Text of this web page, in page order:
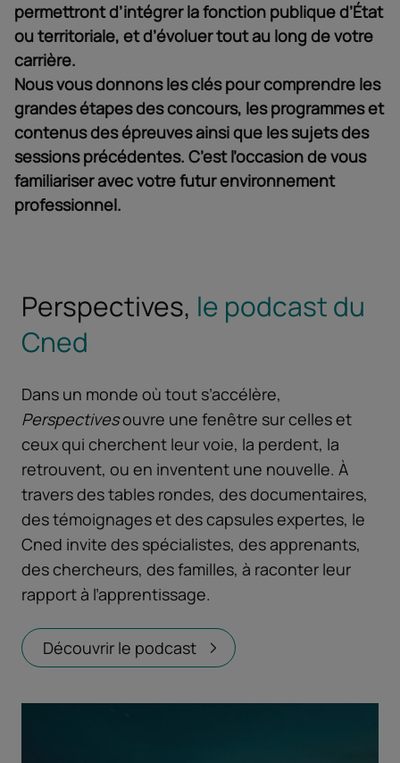
permettront d’intégrer la fonction publique d’État
ou territoriale, et d’évoluer tout au long de votre
carrière.
Nous vous donnons les clés pour comprendre les
grandes étapes des concours, les programmes et
contenus des épreuves ainsi que les sujets des
sessions précédentes. C’est l’occasion de vous
familiariser avec votre futur environnement
professionnel.
Perspectives, le podcast du
Cned
Dans un monde où tout s’accélère,
Perspectivesouvre une fenêtre sur celles et
ceux qui cherchent leur voie, la perdent, la
retrouvent, ou en inventent une nouvelle. À
travers des tables rondes, des documentaires,
des témoignages et des capsules expertes, le
Cned invite des spécialistes, des apprenants,
des chercheurs, des familles, à raconter leur
rapport à l’apprentissage.
Découvrir le podcast